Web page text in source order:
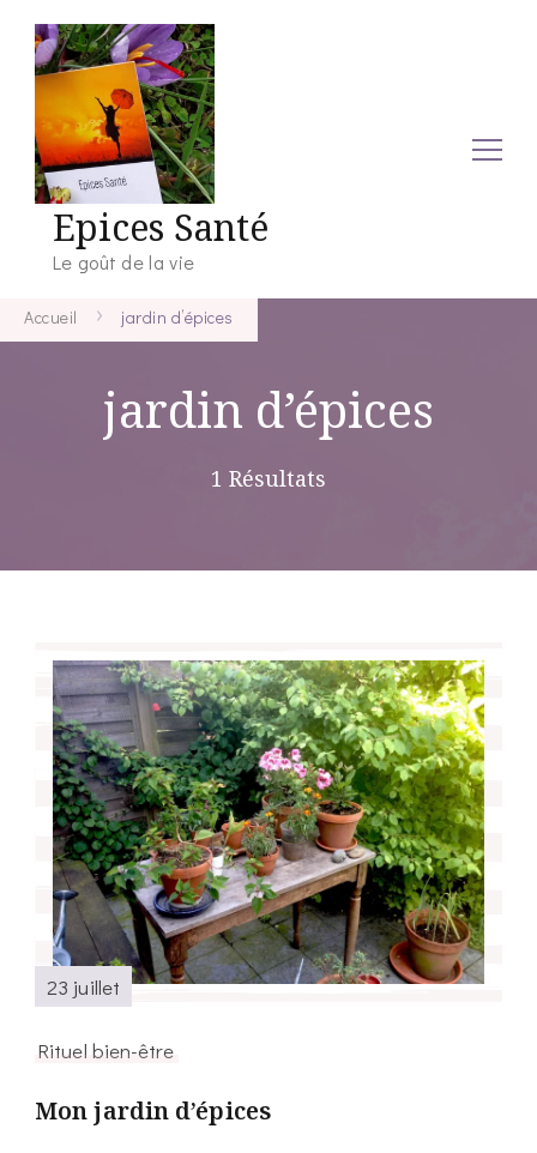
Epices Santé
Le goût de la vie
Accueil jardin d’épices
jardin d’épices
1 Résultats
23 juillet
Rituel bien-être
Mon jardin d’épices